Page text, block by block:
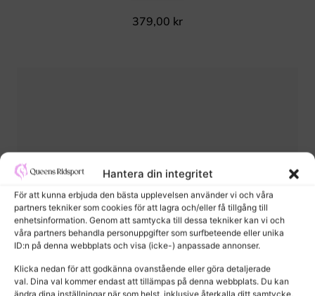
Hantera din integritet
För att kunna erbjuda den bästa upplevelsen använder vi och våra
partners tekniker som cookies för att lagra och/eller få tillgång till
enhetsinformation. Genom att samtycka till dessa tekniker kan vi och
våra partners behandla personuppgifter som surfbeteende eller unika
ID:n på denna webbplats och visa (icke-) anpassade annonser.
Klicka nedan för att godkänna ovanstående eller göra detaljerade
val. Dina val kommer endast att tillämpas på denna webbplats. Du kan
ändra dina inställningar när som helst, inklusive återkalla ditt samtycke,
379,00 kr